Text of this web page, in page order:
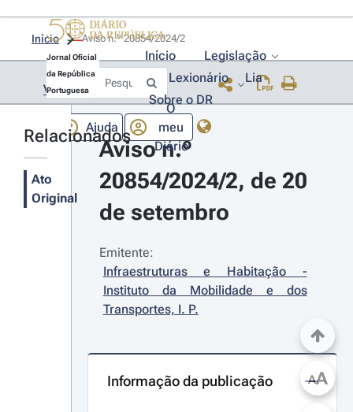
Jornal Oficial
da República
Portuguesa
Início
Legislação
Lexionário
Lia
Sobre o DR
Ajuda
O
meu
Diário
Início
Voltar
Relacionados
Ato
Original
Aviso n.º
20854/2024/2, de 20
de setembro
Emitente:
Infraestruturas e Habitação -
Instituto da Mobilidade e dos
Transportes, I. P.
Informação da publicação AA